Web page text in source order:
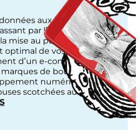
aux expériences
par l’alimentation de
mise au point d’e-mailings,
optimal de vos pages ou
d’un e-commerce, Trio
de bout en bout
numérique. De
scotchées aux écrans.
: